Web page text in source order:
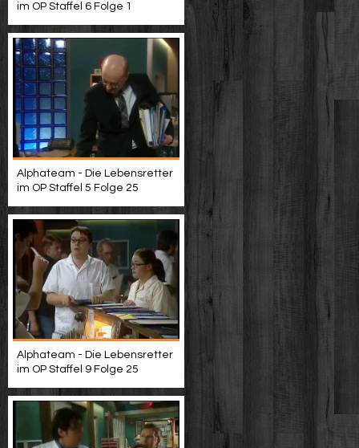
im OP Staffel 6 Folge 1
Alphateam - Die Lebensretter
im OP Staffel 5 Folge 25
Alphateam - Die Lebensretter
im OP Staffel 9 Folge 25